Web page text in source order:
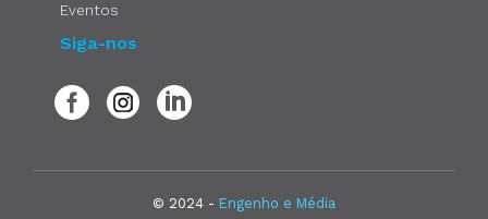
Eventos
Siga-nos
© 2024 - Engenho e Média